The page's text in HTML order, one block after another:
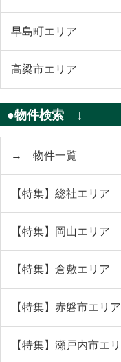
早島町エリア
高梁市エリア
●物件検索 ↓
→ 物件一覧
【特集】総社エリア
【特集】岡山エリア
【特集】倉敷エリア
【特集】赤磐市エリア
【特集】瀬戸内市エリ